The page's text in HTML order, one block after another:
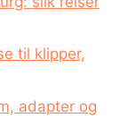
til klipper,
adapter og